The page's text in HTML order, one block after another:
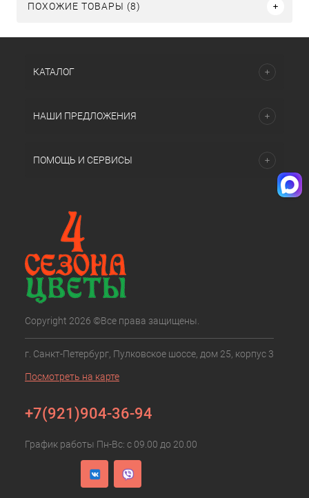
ПОХОЖИЕ ТОВАРЫ (8)
КАТАЛОГ
НАШИ ПРЕДЛОЖЕНИЯ
ПОМОЩЬ И СЕРВИСЫ
Copyright 2026 ©Все права защищены.
г. Санкт-Петербург, Пулковское шоссе, дом 25, корпус 3
Посмотреть на карте
+7(921)904-36-94
График работы Пн-Вс: с 09.00 до 20.00